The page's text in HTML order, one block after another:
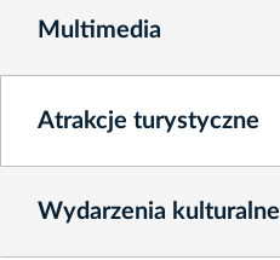
Multimedia
Atrakcje turystyczne
Wydarzenia kulturalne